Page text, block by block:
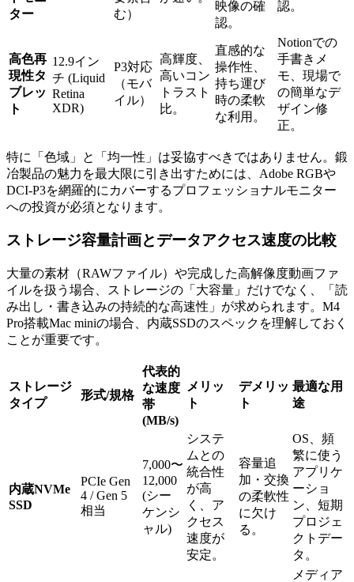
ター
む）
映像の確
認。
認。
高色再
現性タ
ブレッ
ト
12.9イン
チ (Liquid
Retina
XDR)
P3対応
（モバ
イル）
高輝度、
高いコン
トラスト
比。
直感的な
操作性、
持ち運び
時の柔軟
な利用。
Notionでの
手書きメ
モ、現場で
の簡単なデ
ザイン修
正。
特に「色域」と「均一性」は妥協すべきではありません。鍛
冶製品の魅力を最大限に引き出すためには、Adobe RGBや
DCI-P3を網羅的にカバーするプロフェッショナルモニター
への投資が必須となります。
ストレージ容量計画とデータアクセス速度の比較
大量の素材（RAWファイル）や完成した高解像度動画ファ
イルを扱う場合、ストレージの「大容量」だけでなく、「読
み出し・書き込みの持続的な高速性」が求められます。M4
Pro搭載Mac miniの場合、内蔵SSDのスペックを理解しておく
ことが重要です。
ストレージ
タイプ
形式/規格
代表的
な速度
帯
(MB/s)
メリッ
ト
デメリッ
ト
最適な用
途
内蔵NVMe
SSD
PCIe Gen
4 / Gen 5
相当
7,000〜
12,000
(シー
ケンシ
ャル)
システ
ムとの
統合性
が高
く、ア
クセス
速度が
安定。
容量追
加・交換
の柔軟性
に欠け
る。
OS、頻
繁に使う
アプリケ
ーショ
ン、短期
プロジェ
クトデー
タ。
メディア